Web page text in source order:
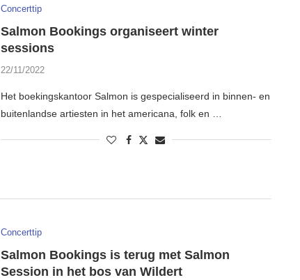
Concerttip
Salmon Bookings organiseert winter
sessions
22/11/2022
Het boekingskantoor Salmon is gespecialiseerd in binnen- en
buitenlandse artiesten in het americana, folk en …
Concerttip
Salmon Bookings is terug met Salmon
Session in het bos van Wildert